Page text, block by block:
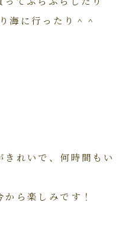
に行ったり＾＾
きれいで、何時間もい
ら楽しみです！